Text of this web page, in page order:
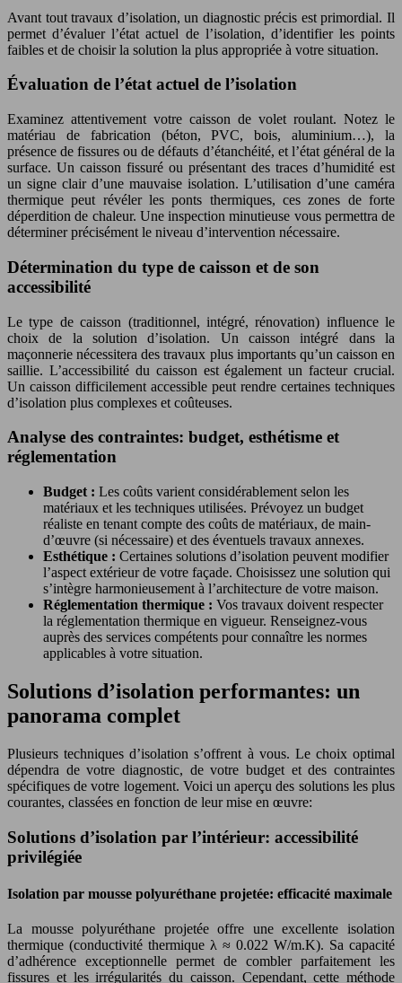
Avant tout travaux d’isolation, un diagnostic précis est primordial. Il
permet d’évaluer l’état actuel de l’isolation, d’identifier les points
faibles et de choisir la solution la plus appropriée à votre situation.
Évaluation de l’état actuel de l’isolation
Examinez attentivement votre caisson de volet roulant. Notez le
matériau de fabrication (béton, PVC, bois, aluminium…), la
présence de fissures ou de défauts d’étanchéité, et l’état général de la
surface. Un caisson fissuré ou présentant des traces d’humidité est
un signe clair d’une mauvaise isolation. L’utilisation d’une caméra
thermique peut révéler les ponts thermiques, ces zones de forte
déperdition de chaleur. Une inspection minutieuse vous permettra de
déterminer précisément le niveau d’intervention nécessaire.
Détermination du type de caisson et de son
accessibilité
Le type de caisson (traditionnel, intégré, rénovation) influence le
choix de la solution d’isolation. Un caisson intégré dans la
maçonnerie nécessitera des travaux plus importants qu’un caisson en
saillie. L’accessibilité du caisson est également un facteur crucial.
Un caisson difficilement accessible peut rendre certaines techniques
d’isolation plus complexes et coûteuses.
Analyse des contraintes: budget, esthétisme et
réglementation
Budget : Les coûts varient considérablement selon les
matériaux et les techniques utilisées. Prévoyez un budget
réaliste en tenant compte des coûts de matériaux, de main-
d’œuvre (si nécessaire) et des éventuels travaux annexes.
Esthétique : Certaines solutions d’isolation peuvent modifier
l’aspect extérieur de votre façade. Choisissez une solution qui
s’intègre harmonieusement à l’architecture de votre maison.
Réglementation thermique : Vos travaux doivent respecter
la réglementation thermique en vigueur. Renseignez-vous
auprès des services compétents pour connaître les normes
applicables à votre situation.
Solutions d’isolation performantes: un
panorama complet
Plusieurs techniques d’isolation s’offrent à vous. Le choix optimal
dépendra de votre diagnostic, de votre budget et des contraintes
spécifiques de votre logement. Voici un aperçu des solutions les plus
courantes, classées en fonction de leur mise en œuvre:
Solutions d’isolation par l’intérieur: accessibilité
privilégiée
Isolation par mousse polyuréthane projetée: efficacité maximale
La mousse polyuréthane projetée offre une excellente isolation
thermique (conductivité thermique λ ≈ 0.022 W/m.K). Sa capacité
d’adhérence exceptionnelle permet de combler parfaitement les
fissures et les irrégularités du caisson. Cependant, cette méthode